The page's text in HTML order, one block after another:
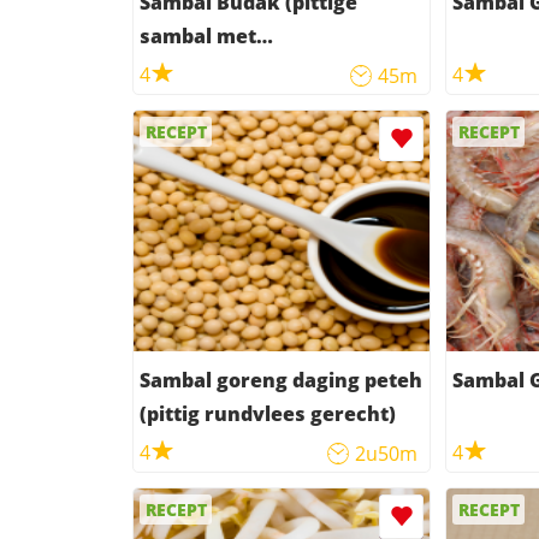
sambal met
kermirienootjes)
4 45m 4
RECEPT
Sambal goreng daging peteh
(pittig rundvlees gerecht)
4
2u50m
RECEPT
Sambal
4
RECEPT RECEPT